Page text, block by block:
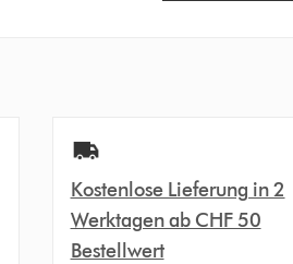
Kostenlose Lieferung in 2
Werktagen ab CHF 50
Bestellwert